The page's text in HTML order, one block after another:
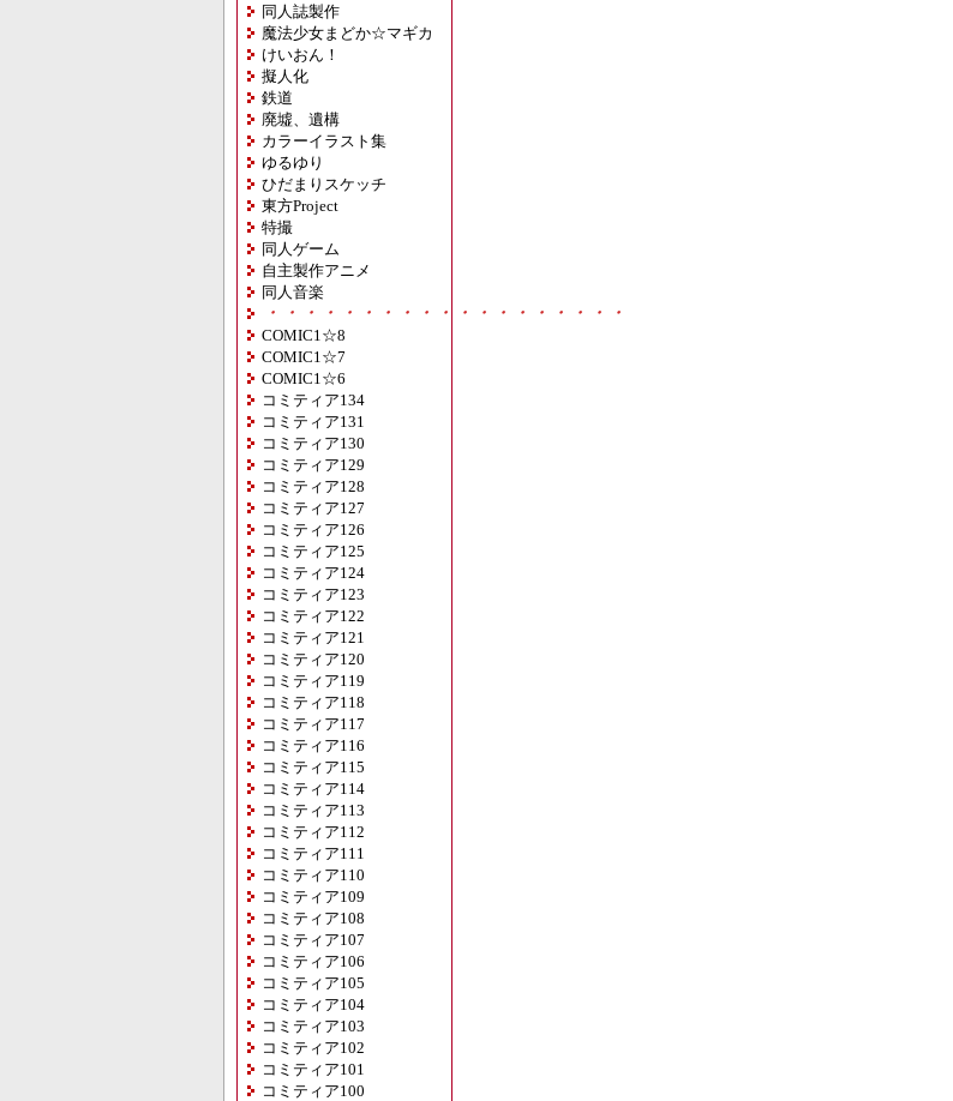
同人誌製作
魔法少女まどか☆マギカ
けいおん！
擬人化
鉄道
廃墟、遺構
カラーイラスト集
ゆるゆり
ひだまりスケッチ
東方Project
特撮
同人ゲーム
自主製作アニメ
同人音楽
・・・・・・・・・・・・・・・・・・・
COMIC1☆8
COMIC1☆7
COMIC1☆6
コミティア134
コミティア131
コミティア130
コミティア129
コミティア128
コミティア127
コミティア126
コミティア125
コミティア124
コミティア123
コミティア122
コミティア121
コミティア120
コミティア119
コミティア118
コミティア117
コミティア116
コミティア115
コミティア114
コミティア113
コミティア112
コミティア111
コミティア110
コミティア109
コミティア108
コミティア107
コミティア106
コミティア105
コミティア104
コミティア103
コミティア102
コミティア101
コミティア100